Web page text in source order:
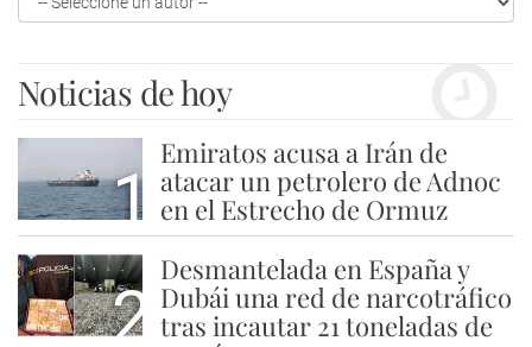
Noticias de hoy
1
Emiratos acusa a Irán de
atacar un petrolero de Adnoc
en el Estrecho de Ormuz
2
Desmantelada en España y
Dubái una red de narcotráfico
tras incautar 21 toneladas de